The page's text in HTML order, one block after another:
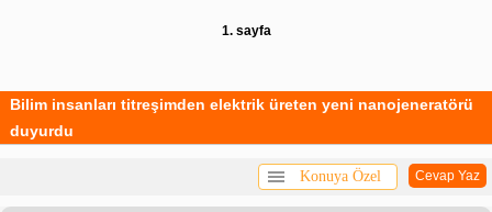
1. sayfa
Bilim insanları titreşimden elektrik üreten yeni nanojeneratörü
duyurdu
Cevap Yaz
Konuya Özel